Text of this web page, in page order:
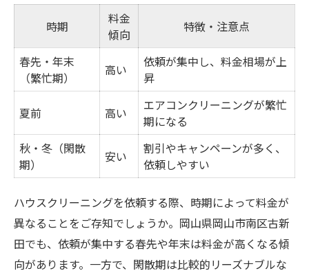
時期
料金
傾向
特徴・注意点
春先・年末
（繁忙期）
高い
依頼が集中し、料金相場が上
昇
夏前 高い
エアコンクリーニングが繁忙
期になる
秋・冬（閑散
期）
安い
割引やキャンペーンが多く、
依頼しやすい
ハウスクリーニングを依頼する際、時期によって料金が
異なることをご存知でしょうか。岡山県岡山市南区古新
田でも、依頼が集中する春先や年末は料金が高くなる傾
向があります。一方で、閑散期は比較的リーズナブルな